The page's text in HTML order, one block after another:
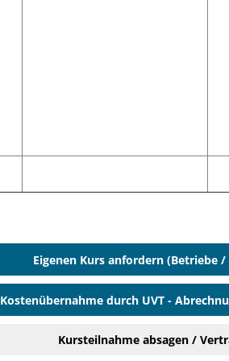
Eigenen Kurs anfordern (Betriebe
Kostenübernahme durch UVT -
Kursteilnahme absagen /